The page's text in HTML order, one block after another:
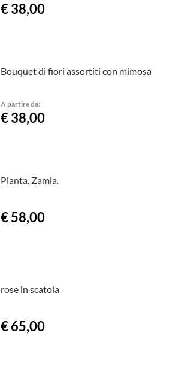
€ 38,00
Bouquet di fiori assortiti con mimosa
A partire da:
€ 38,00
Pianta. Zamia.
€ 58,00
rose in scatola
€ 65,00